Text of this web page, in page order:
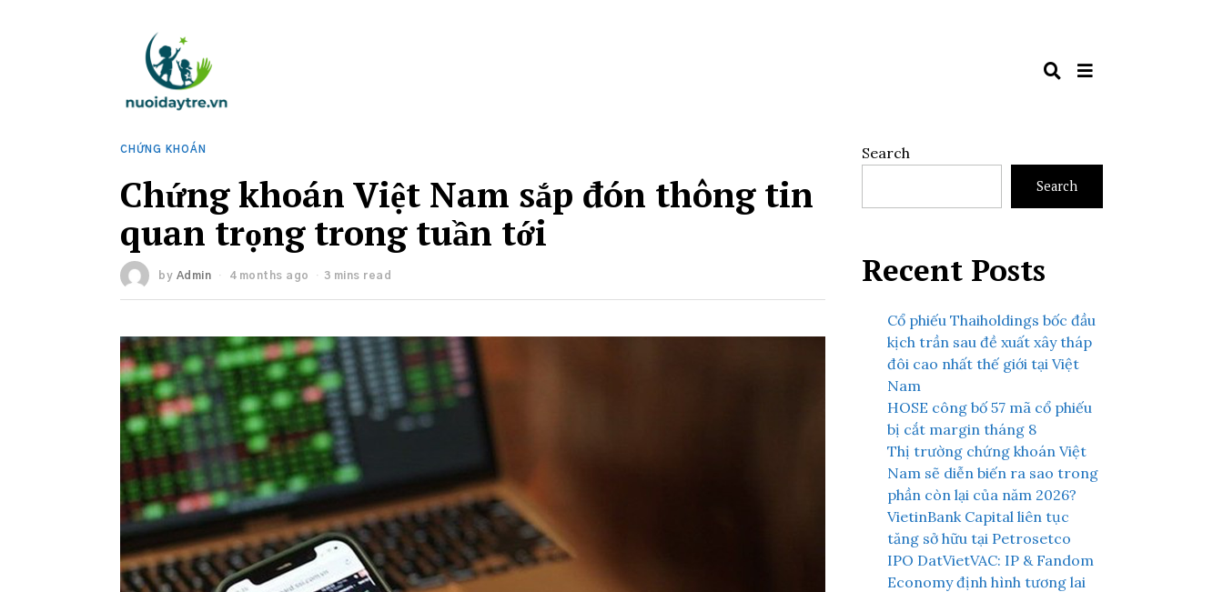
CHỨNG KHOÁN
Chứng khoán Việt Nam sắp đón thông tin
quan trọng trong tuần tới
by Admin 4 months ago 3 mins read
Search
Search
Recent Posts
Cổ phiếu Thaiholdings bốc đầu
kịch trần sau đề xuất xây tháp
đôi cao nhất thế giới tại Việt
Nam
HOSE công bố 57 mã cổ phiếu
bị cắt margin tháng 8
Thị trường chứng khoán Việt
Nam sẽ diễn biến ra sao trong
phần còn lại của năm 2026?
VietinBank Capital liên tục
tăng sở hữu tại Petrosetco
IPO DatVietVAC: IP & Fandom
Economy định hình tương lai